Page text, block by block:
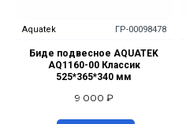
Aquatek ГР-00098478
Биде подвесное AQUATEK
AQ1160-00 Классик
525*365*340 мм
9 000 ₽